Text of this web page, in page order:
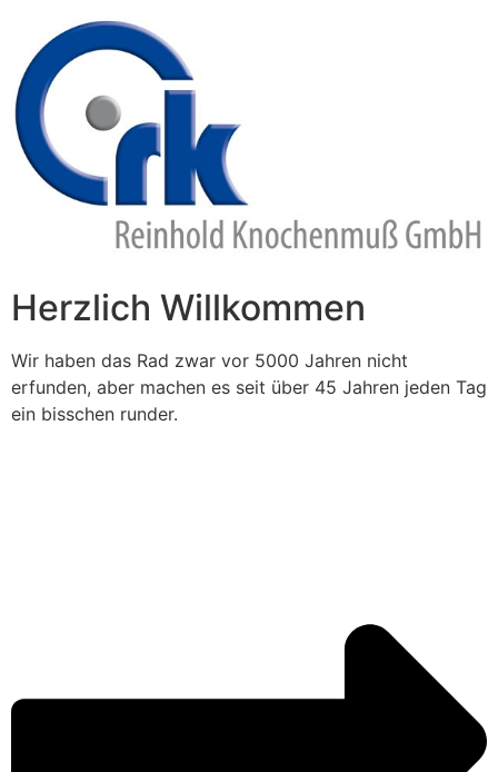
Inhalt
springen
Herzlich Willkommen
Wir haben das Rad zwar vor 5000 Jahren nicht
erfunden, aber machen es seit über 45 Jahren jeden Tag
ein bisschen runder.